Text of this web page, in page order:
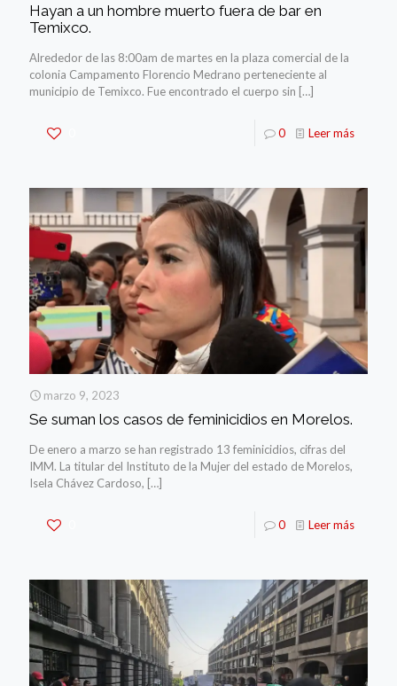
Hayan a un hombre muerto fuera de bar en
Temixco.
Alrededor de las 8:00am de martes en la plaza comercial de la
colonia Campamento Florencio Medrano perteneciente al
municipio de Temixco. Fue encontrado el cuerpo sin […]
0 Leer más
marzo 9, 2023
Se suman los casos de feminicidios en Morelos.
De enero a marzo se han registrado 13 feminicidios, cifras del
IMM. La titular del Instituto de la Mujer del estado de Morelos,
Isela Chávez Cardoso, […]
0 Leer más